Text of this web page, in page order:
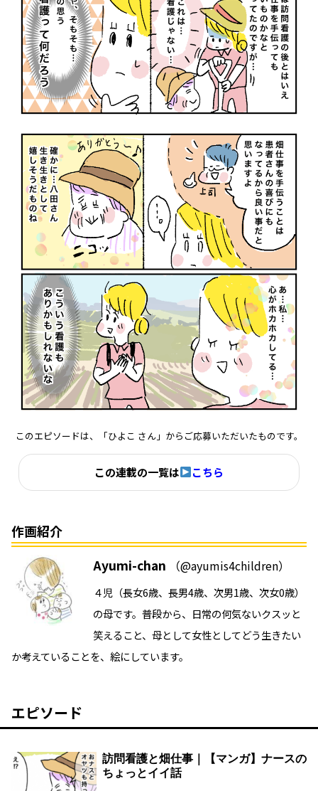
このエピソードは、「ひよこ さん」からご応募いただいたものです。
この連載の一覧は こちら
作画紹介
Ayumi-chan （@ayumis4children）
４児（長女6歳、長男4歳、次男1歳、次女0歳）
の母です。普段から、日常の何気ないクスッと
笑えること、母として女性としてどう生きたい
か考えていることを、絵にしています。
エピソード
訪問看護と畑仕事｜【マンガ】ナースの
ちょっとイイ話